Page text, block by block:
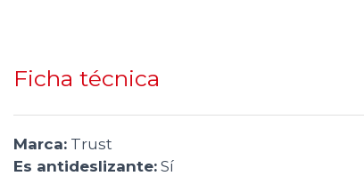
Ficha técnica
Marca: Trust
Es antideslizante: Sí